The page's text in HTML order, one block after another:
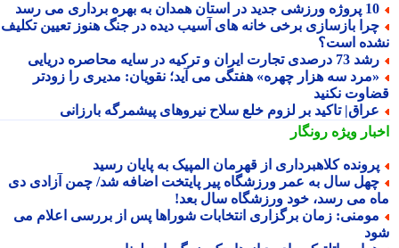
در استان همدان به بهره برداری می رسد
بازسازی برخی خانه های آسیب دیده در جنگ هنوز تعیین تکلیف
است؟
تجارت ایران و ترکیه در سایه محاصره دریایی
سه هزار چهره» هفتگی می آید؛ نقویان: مدیری را زودتر
نکنید
تاکید بر لزوم خلع سلاح نیروهای پیشمرگه بارزانی
ویژهرونگار
کلاهبرداری از قهرمان المپیک به پایان رسید
سال به عمر ورزشگاه پیر پایتخت اضافه شد/ چمن آزادی دی
می رسد، خود ورزشگاه سال بعد!
زمان برگزاری انتخابات شوراها پس از بررسی اعلام می